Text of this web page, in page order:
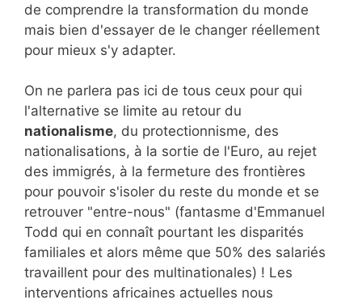
de comprendre la transformation du monde
mais bien d'essayer de le changer réellement
pour mieux s'y adapter.
On ne parlera pas ici de tous ceux pour qui
l'alternative se limite au retour du
nationalisme, du protectionnisme, des
nationalisations, à la sortie de l'Euro, au rejet
des immigrés, à la fermeture des frontières
pour pouvoir s'isoler du reste du monde et se
retrouver "entre-nous" (fantasme d'Emmanuel
Todd qui en connaît pourtant les disparités
familiales et alors même que 50% des salariés
travaillent pour des multinationales) ! Les
interventions africaines actuelles nous